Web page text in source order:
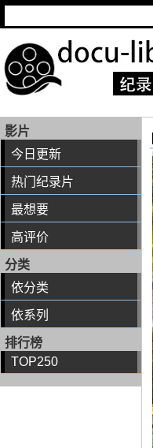
影片
今日更新
热门纪录片
最想要
高评价
分类
依分类
依系列
排行榜
TOP250